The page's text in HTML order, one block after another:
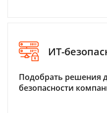
ИТ-
Подобрать решения
безопасности